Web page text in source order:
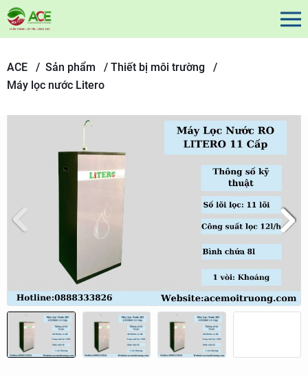
ACE / Sản phẩm / Thiết bị môi trường /
Máy lọc nước Litero